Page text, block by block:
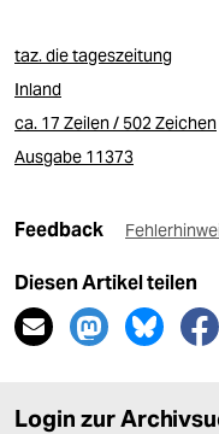
taz. die tageszeitung
Inland
ca. 17 Zeilen / 502 Zeichen
Ausgabe 11373
Feedback
Diesen Artikel teilen
Login zur